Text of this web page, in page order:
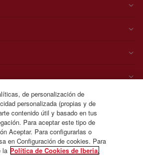
11 19
- 20:00 horas (alemán y francés). Lunes a
horas (español e inglés).
de personalización de
personalizada (propias y de
contenido útil y basado en tus
Para aceptar este tipo de
Aceptar. Para configurarlas o
en Configuración de cookies. Para
la Política de Cookies de Iberia.